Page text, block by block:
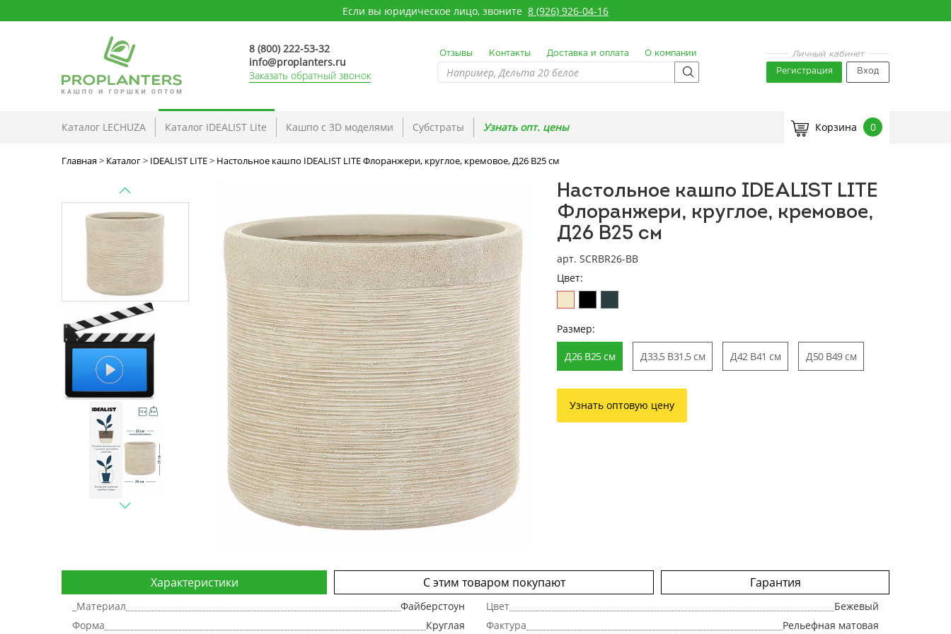
Если вы юридическое лицо, звоните 8 (926) 926-04-16
8 (800) 222-53-32
info@proplanters.ru
Заказать обратный звонок
Отзывы Контакты Доставка и оплата О компании Личный кабинет
Регистрация Вход
Каталог LECHUZA Каталог IDEALIST Lite Кашпо с 3D моделями Субстраты Узнать опт. цены Корзина 0
Главная> Каталог> IDEALIST LITE> Настольное кашпо IDEALIST LITE Флоранжери, круглое, кремовое, Д26 В25 см
Настольное кашпо IDEALIST LITE
Флоранжери, круглое, кремовое,
Д26 В25 см
арт. SCRBR26-BB
Цвет:
Размер:
Д26 В25 см Д33,5 В31,5 см Д42 В41 см Д50 В49 см
Узнать оптовую цену
Характеристики С этим товаром покупают Гарантия
_Материал Файберстоун Цвет
Бежевый
Форма
Круглая Фактура Рельефная матовая